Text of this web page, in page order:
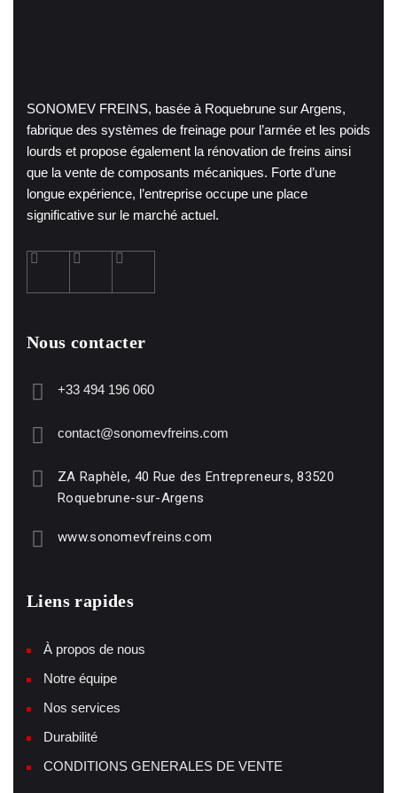
SONOMEV FREINS, basée à Roquebrune sur Argens,
fabrique des systèmes de freinage pour l’armée et les poids
lourds et propose également la rénovation de freins ainsi
que la vente de composants mécaniques. Forte d’une
longue expérience, l’entreprise occupe une place
significative sur le marché actuel.
Nous contacter
+33 494 196 060
contact@sonomevfreins.com
ZA Raphèle, 40 Rue des Entrepreneurs, 83520
Roquebrune-sur-Argens
www.sonomevfreins.com
Liens rapides
À propos de nous
Notre équipe
Nos services
Durabilité
CONDITIONS GENERALES DE VENTE